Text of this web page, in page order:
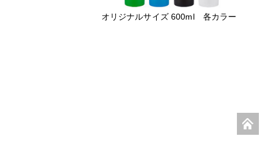
オリジナルサイズ 600ml 各カラー